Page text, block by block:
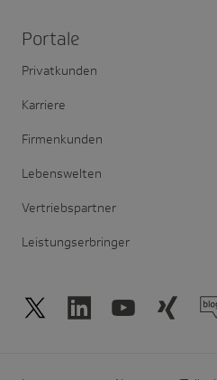
Portale
Privatkunden
Karriere
Firmenkunden
Lebenswelten
Vertriebspartner
Leistungserbringer